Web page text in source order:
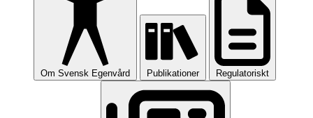
Om Svensk Egenvård Publikationer Regulatoriskt